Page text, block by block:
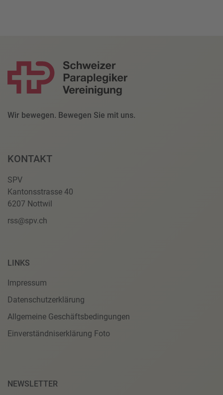
Wir bewegen. Bewegen Sie mit uns.
KONTAKT
SPV
Kantonsstrasse 40
6207 Nottwil
rss@spv.ch
LINKS
Impressum
Datenschutzerklärung
Allgemeine Geschäftsbedingungen
Einverständniserklärung Foto
NEWSLETTER